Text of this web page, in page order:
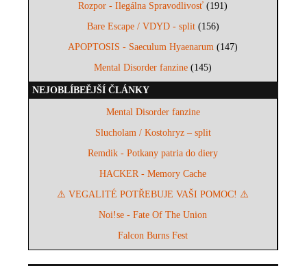
Rozpor - Ilegálna Spravodlivosť (191)
Bare Escape / VDYD - split(156)
APOPTOSIS - Saeculum Hyaenarum (147)
Mental Disorder fanzine (145)
NEJOBLÍBEĚJŠÍ ČLÁNKY
Mental Disorder fanzine
Slucholam / Kostohryz – split
Remdik - Potkany patria do diery
HACKER - Memory Cache
⚠️ VEGALITÉ POTŘEBUJE VAŠI POMOC! ⚠️
Noi!se - Fate Of The Union
Falcon Burns Fest